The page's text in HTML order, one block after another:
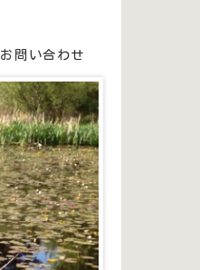
お問い合わせ